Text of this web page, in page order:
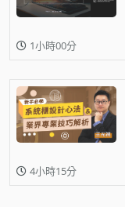
1小時00分
4小時15分